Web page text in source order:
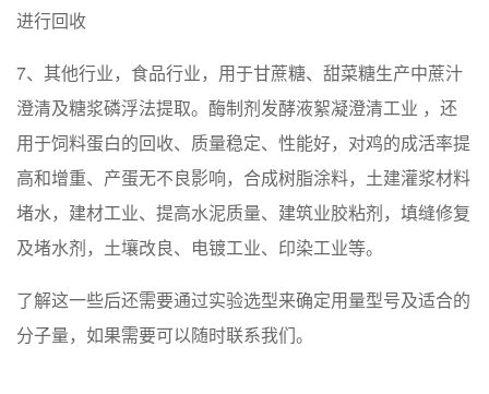
进行回收
7、其他行业，食品行业，用于甘蔗糖、甜菜糖生产中蔗汁
澄清及糖浆磷浮法提取。酶制剂发酵液絮凝澄清工业 ，还
用于饲料蛋白的回收、质量稳定、性能好，对鸡的成活率提
高和增重、产蛋无不良影响，合成树脂涂料，土建灌浆材料
堵水，建材工业、提高水泥质量、建筑业胶粘剂，填缝修复
及堵水剂，土壤改良、电镀工业、印染工业等。
了解这一些后还需要通过实验选型来确定用量型号及适合的
分子量，如果需要可以随时联系我们。